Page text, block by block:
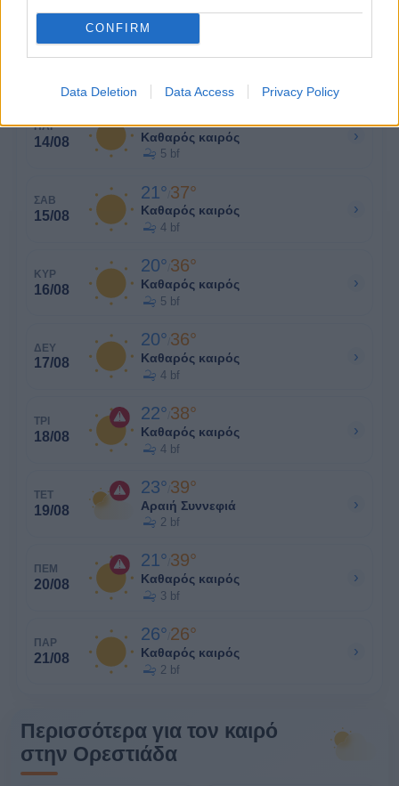
CONFIRM
Data Deletion Data Access Privacy Policy
22°/37°
›
ΠΑΡ
14/08 Καθαρός καιρός
5 bf
›
ΣΑΒ
15/08
21° 37°
Καθαρός καιρός
4 bf
›
ΚΥΡ
16/08
20° 36°
Καθαρός καιρός
5 bf
›
ΔΕΥ
17/08
20° 36°
Καθαρός καιρός
4 bf
›
ΤΡΙ
18/08
22° 38°
Καθαρός καιρός
4 bf
›
ΤΕΤ
19/08
23° 39°
Αραιή Συννεφιά
2 bf
›
ΠΕΜ
20/08
21° 39°
Καθαρός καιρός
3 bf
›
ΠΑΡ
21/08
26° 26°
Καθαρός καιρός
2 bf
›
Περισσότερα για τον καιρό
στην Ορεστιάδα